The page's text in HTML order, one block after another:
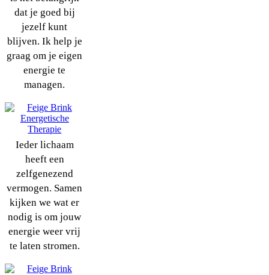
dat je goed bij
jezelf kunt
blijven. Ik help je
graag om je eigen
energie te
managen.
Ieder lichaam
heeft een
zelfgenezend
vermogen. Samen
kijken we wat er
nodig is om jouw
energie weer vrij
te laten stromen.